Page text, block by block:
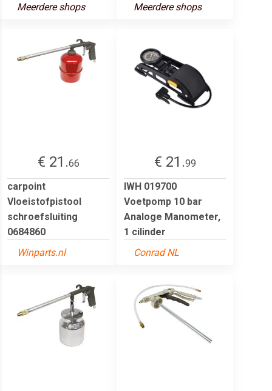
Meerdere shops Meerdere shops
€ 21.66
carpoint
Vloeistofpistool
schroefsluiting
0684860
Winparts.nl
€ 21.99
IWH 019700
Voetpomp 10 bar
Analoge Manometer,
1 cilinder
Conrad NL